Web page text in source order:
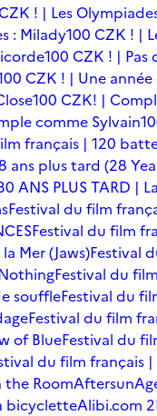
! | Les
: Milady100 CZK ! |
100 CZK ! | Pas
CZK ! | Une
100 CZK! |
comme Sylvain
français | 120
ans plus tard (28
ANS PLUS TARD |
Festival du film
Festival du film
Mer (Jaws)Festival
Festival du
souffleFestival du
Festival du film
of BlueFestival du
du film français
RoomAftersun
bicycletteAlibi.com 2